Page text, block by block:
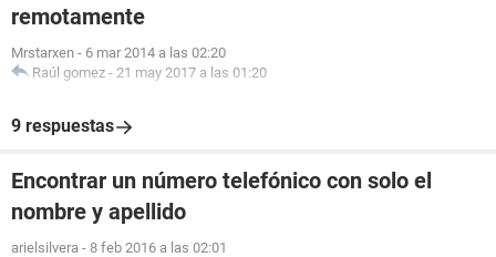
remotamente
Mrstarxen - 6 mar 2014 a las 02:20
Raúl gomez - 21 may 2017 a las 01:20
9 respuestas
Encontrar un número telefónico con solo el
nombre y apellido
arielsilvera - 8 feb 2016 a las 02:01